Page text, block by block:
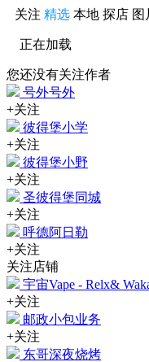
关注 精选 本地 探店 图
正在加载
您还没有关注作者
号外号外
+关注
彼得堡小学
+关注
彼得堡小野
+关注
圣彼得堡同城
+关注
呼德阿日勒
+关注
关注店铺
宇宙Vape - Relx&
+关注
邮政小包业务
+关注
东哥深夜烧烤